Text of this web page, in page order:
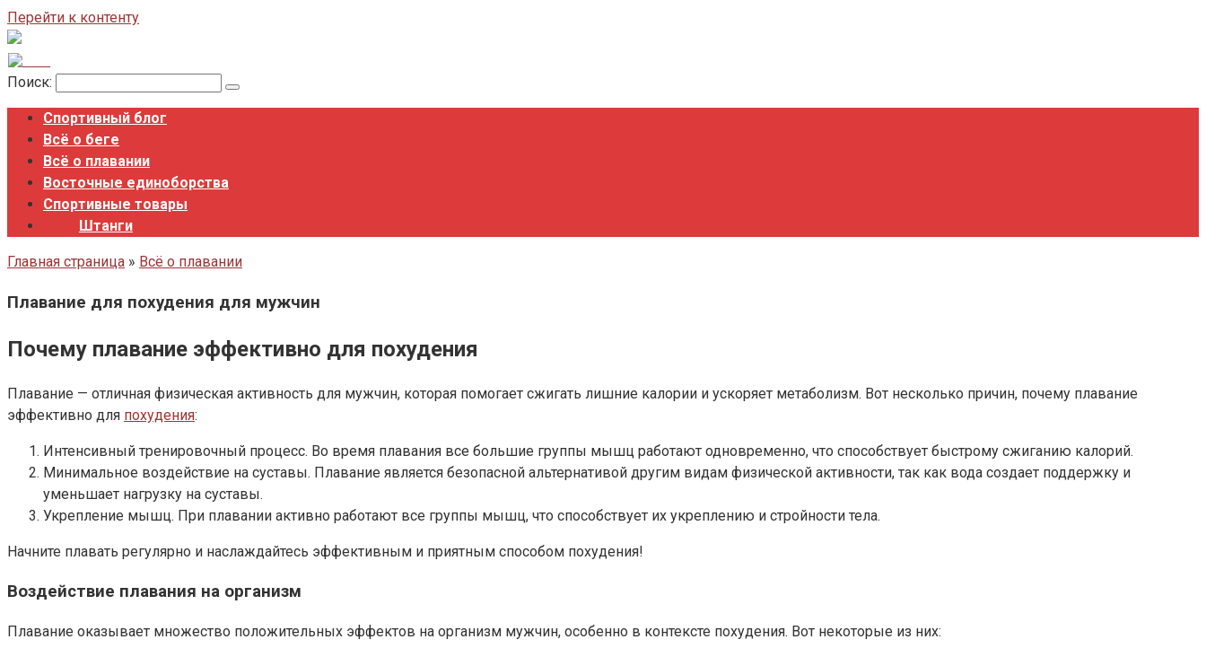
Перейти к контенту
Поиск:
Спортивный блог
Всё о беге
Всё о плавании
Восточные единоборства
Спортивные товары
Штанги
Главная страница » Всё о плавании
Плавание для похудения для мужчин
Почему плавание эффективно для похудения
Плавание — отличная физическая активность для мужчин, которая помогает сжигать лишние калории и ускоряет метаболизм. Вот несколько причин, почему плавание
эффективно для похудения:
Интенсивный тренировочный процесс. Во время плавания все большие группы мышц работают одновременно, что способствует быстрому сжиганию калорий.
Минимальное воздействие на суставы. Плавание является безопасной альтернативой другим видам физической активности, так как вода создает поддержку и
уменьшает нагрузку на суставы.
Укрепление мышц. При плавании активно работают все группы мышц, что способствует их укреплению и стройности тела.
Начните плавать регулярно и наслаждайтесь эффективным и приятным способом похудения!
Воздействие плавания на организм
Плавание оказывает множество положительных эффектов на организм мужчин, особенно в контексте похудения. Вот некоторые из них: